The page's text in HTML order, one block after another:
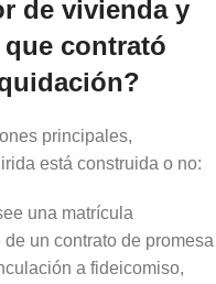
de vivienda y
contrató
principales,
está construida o no:
una matrícula
un contrato de promesa
a fideicomiso,